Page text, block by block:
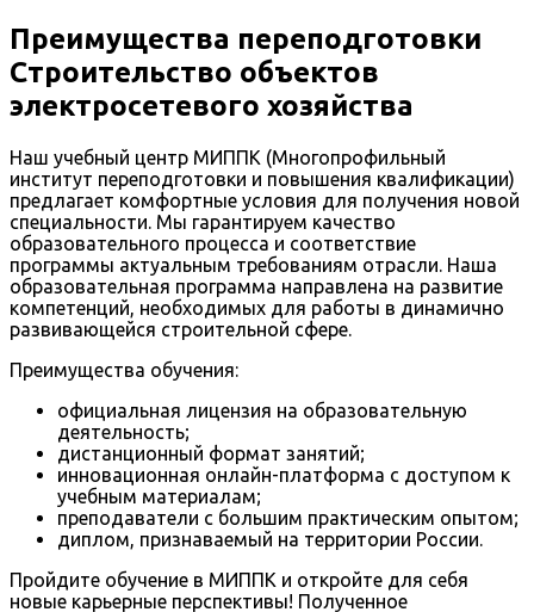
Преимущества переподготовки
Строительство объектов
электросетевого хозяйства
Наш учебный центр МИППК (Многопрофильный
институт переподготовки и повышения квалификации)
предлагает комфортные условия для получения новой
специальности. Мы гарантируем качество
образовательного процесса и соответствие
программы актуальным требованиям отрасли. Наша
образовательная программа направлена на развитие
компетенций, необходимых для работы в динамично
развивающейся строительной сфере.
Преимущества обучения:
официальная лицензия на образовательную
деятельность;
дистанционный формат занятий;
инновационная онлайн-платформа с доступом к
учебным материалам;
преподаватели с большим практическим опытом;
диплом, признаваемый на территории России.
Пройдите обучение в МИППК и откройте для себя
новые карьерные перспективы! Полученное